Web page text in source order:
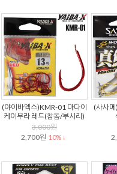
(야이바엑스)KMR-01 마다이
케이무라 레드(참돔/부시리)
3,000원
2,700원 10% ↓
(사사